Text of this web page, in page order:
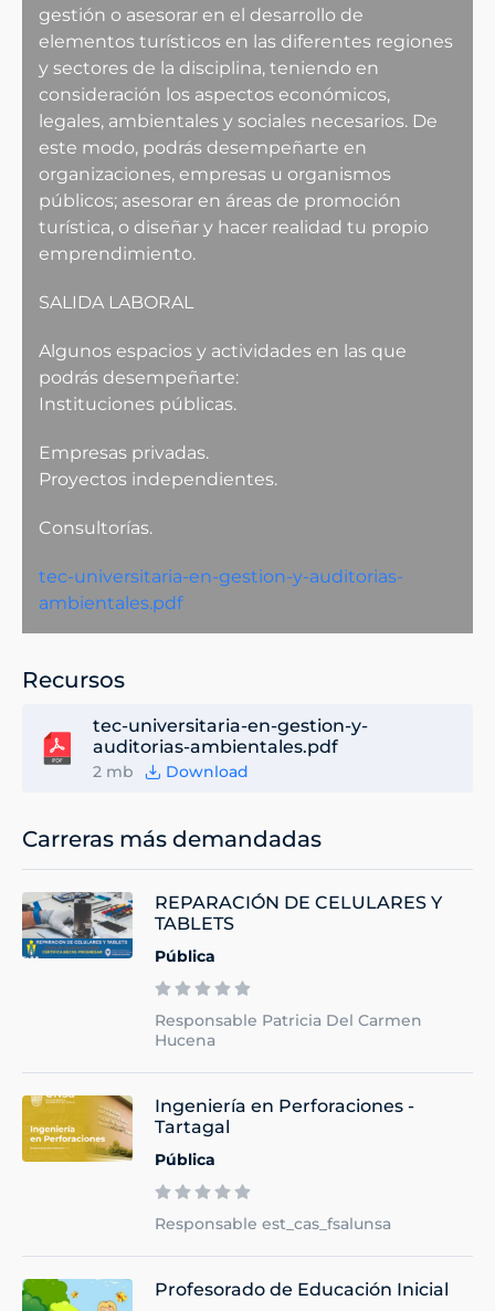
gestión o asesorar en el desarrollo de
elementos turísticos en las diferentes regiones
y sectores de la disciplina, teniendo en
consideración los aspectos económicos,
legales, ambientales y sociales necesarios. De
este modo, podrás desempeñarte en
organizaciones, empresas u organismos
públicos; asesorar en áreas de promoción
turística, o diseñar y hacer realidad tu propio
emprendimiento.
SALIDA LABORAL
Algunos espacios y actividades en las que
podrás desempeñarte:
Instituciones públicas.
Empresas privadas.
Proyectos independientes.
Consultorías.
tec-universitaria-en-gestion-y-auditorias-
ambientales.pdf
Recursos
tec-universitaria-en-gestion-y-
auditorias-ambientales.pdf
2 mb Download
Carreras más demandadas
REPARACIÓN DE CELULARES Y
TABLETS
Pública
Responsable Patricia Del Carmen
Hucena
Ingeniería en Perforaciones -
Tartagal
Pública
Responsable est_cas_fsalunsa
Profesorado de Educación Inicial